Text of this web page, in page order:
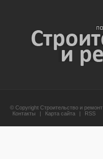
© Copyright Строительство и ремонт
Контакты
| Карта сайта | RSS